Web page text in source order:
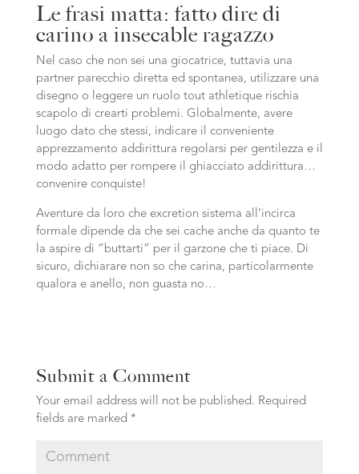
Le frasi matta: fatto dire di
carino a insecable ragazzo
Nel caso che non sei una giocatrice, tuttavia una
partner parecchio diretta ed spontanea, utilizzare una
disegno o leggere un ruolo tout athletique rischia
scapolo di crearti problemi. Globalmente, avere
luogo dato che stessi, indicare il conveniente
apprezzamento addirittura regolarsi per gentilezza e il
modo adatto per rompere il ghiacciato addirittura…
convenire conquiste!
Aventure da loro che excretion sistema all’incirca
formale dipende da che sei cache anche da quanto te
la aspire di “buttarti” per il garzone che ti piace. Di
sicuro, dichiarare non so che carina, particolarmente
qualora e anello, non guasta no…
Submit a Comment
Your email address will not be published. Required
fields are marked *